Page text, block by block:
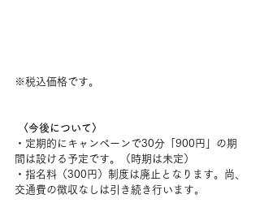
※税込価格です。
〈今後について〉
・定期的にキャンペーンで30分「900円」の期
間は設ける予定です。（時期は未定）
・指名料（300円）制度は廃止となります。尚、
交通費の徴収なしは引き続き行います。